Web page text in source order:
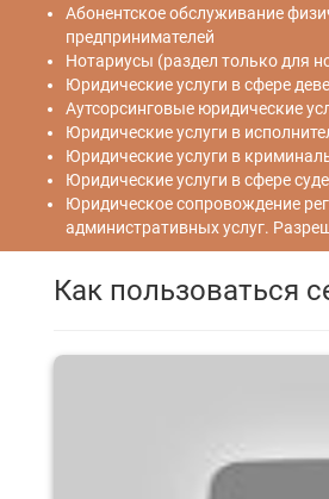
Абонентское обслуживание
предпринимателей
Нотариусы (раздел только для
Юридические услуги в сфере
Аутсорсинговые юридические
Юридические услуги в
Юридические услуги в
Юридические услуги в сфере
Юридическое сопровождение
административных услуг.
Как пользоваться